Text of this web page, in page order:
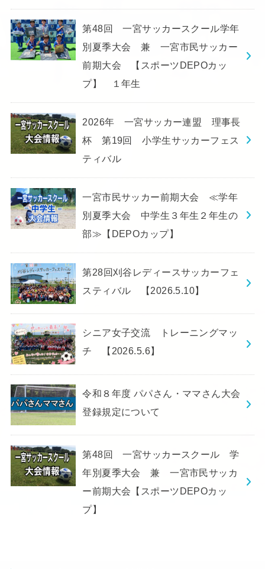
第48回 一宮サッカースクール学年
別夏季大会 兼 一宮市民サッカー
前期大会 【スポーツDEPOカッ
プ】 １年生
2026年 一宮サッカー連盟 理事長
杯 第19回 小学生サッカーフェス
ティバル
一宮市民サッカー前期大会 ≪学年
別夏季大会 中学生３年生２年生の
部≫【DEPOカップ】
第28回刈谷レディースサッカーフェ
スティバル 【2026.5.10】
シニア女子交流 トレーニングマッ
チ 【2026.5.6】
令和８年度 パパさん・ママさん大会
登録規定について
第48回 一宮サッカースクール 学
年別夏季大会 兼 一宮市民サッカ
ー前期大会【スポーツDEPOカッ
プ】